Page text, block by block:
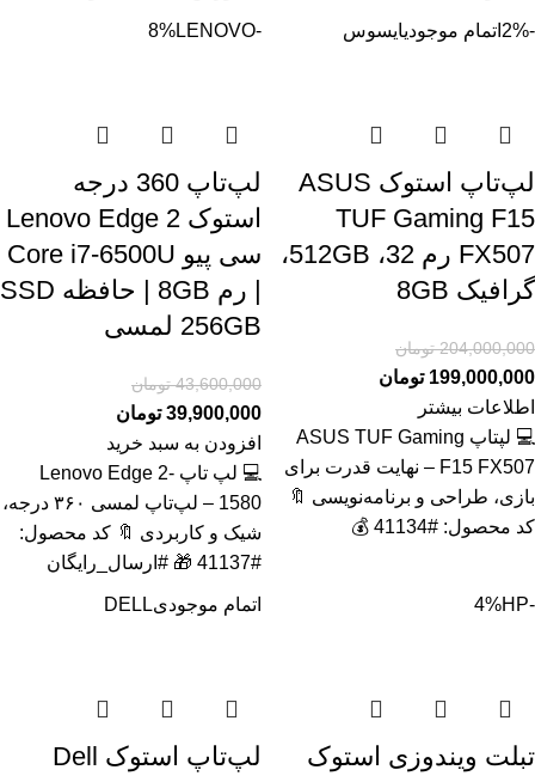
-2% اتمام موجودیایسوس
لپ‌تاپ استوک ASUS
TUF Gaming F15
FX507 رم 32، 512GB،
گرافیک 8GB
204,000,000 تومان
199,000,000 تومان
اطلاعات بیشتر
💻 لپتاپ ASUS TUF Gaming
F15 FX507 – نهایت قدرت برای
بازی، طراحی و برنامه‌نویسی 🔖
کد محصول: #41134 💰
-8%
LENOVO
لپ‌تاپ 360 درجه
استوک Lenovo Edge 2
سی پیو Core i7-6500U
| رم 8GB | حافظه SSD
256GB لمسی
43,600,000 تومان
39,900,000 تومان
افزودن به سبد خرید
💻 لپ تاپ Lenovo Edge 2-
1580 – لپ‌تاپ لمسی ۳۶۰ درجه،
شیک و کاربردی 🔖 کد محصول:
#41137 🎁 #ارسال_رایگان
-4%
HP
تبلت ویندوزی استوک
اتمام موجودیDELL
لپ‌تاپ استوک Dell